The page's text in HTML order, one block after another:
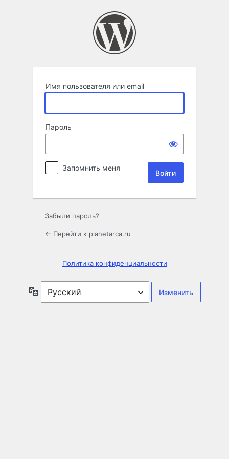
Имя пользователя или email
Пароль
Запомнить меня
Забыли пароль?
← Перейти к planetarca.ru
Политика конфиденциальности
Язык